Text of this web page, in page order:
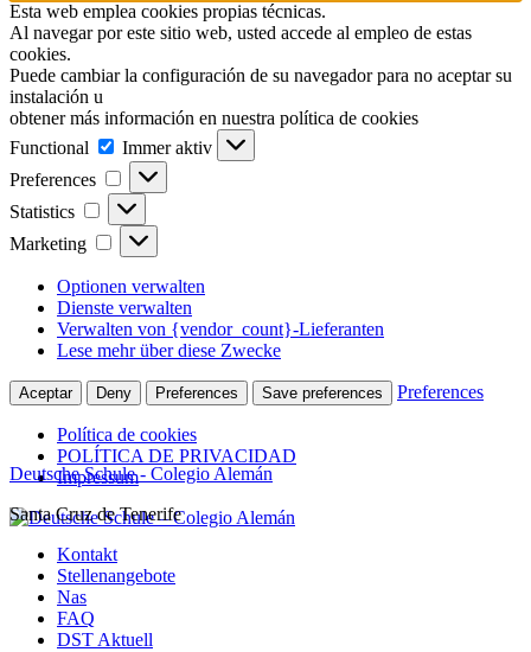
Esta web emplea cookies propias técnicas.
Al navegar por este sitio web, usted accede al empleo de estas
cookies.
Puede cambiar la configuración de su navegador para no aceptar su
instalación u
obtener más información en nuestra política de cookies
Functional
Functional
Immer aktiv
Preferences
Preferences
Statistics Statistics
Marketing Marketing
Optionen verwalten
Dienste verwalten
Verwalten von {vendor_count}-Lieferanten
Lese mehr über diese Zwecke
Aceptar Deny Preferences Save preferences Preferences
Política de cookies
POLÍTICA DE PRIVACIDAD
Impressum
Zum
springen
Deutsche Schule - Colegio Alemán
Santa Cruz de Tenerife
Kontakt
Stellenangebote
Nas
FAQ
DST Aktuell